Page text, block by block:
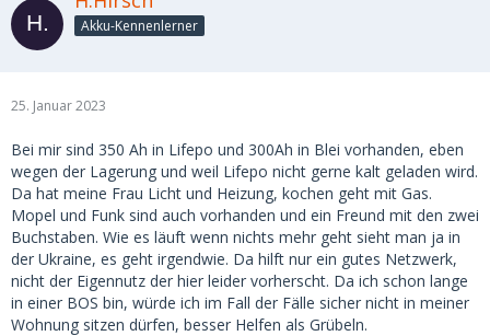
Akku-Kennenlerner
25. Januar 2023
Bei mir sind 350 Ah in Lifepo und 300Ah in Blei vorhanden, eben
wegen der Lagerung und weil Lifepo nicht gerne kalt geladen wird.
Da hat meine Frau Licht und Heizung, kochen geht mit Gas.
Mopel und Funk sind auch vorhanden und ein Freund mit den zwei
Buchstaben. Wie es läuft wenn nichts mehr geht sieht man ja in
der Ukraine, es geht irgendwie. Da hilft nur ein gutes Netzwerk,
nicht der Eigennutz der hier leider vorherscht. Da ich schon lange
in einer BOS bin, würde ich im Fall der Fälle sicher nicht in meiner
Wohnung sitzen dürfen, besser Helfen als Grübeln.